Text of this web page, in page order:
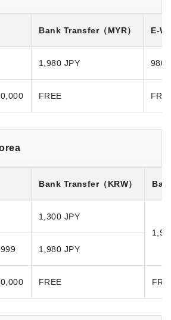
Bank Transfer（MYR） E-
1,980 JPY 980
FREE
Bank Transfer（KRW）
1,300 JPY
1,980 JPY
FREE